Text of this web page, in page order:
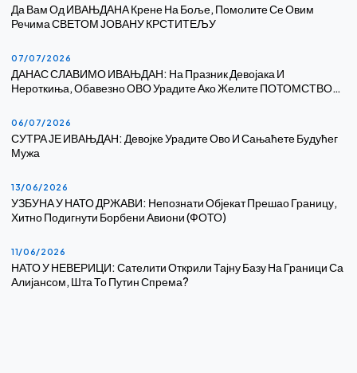
Да Вам Од ИВАЊДАНА Крене На Боље, Помолите Се Овим
Речима СВЕТОМ ЈОВАНУ КРСТИТЕЉУ
07/07/2026
ДАНАС СЛАВИМО ИВАЊДАН: На Празник Девојака И
Нероткиња, Обавезно ОВО Урадите Ако Желите ПОТОМСТВО…
06/07/2026
СУТРА ЈЕ ИВАЊДАН: Девојке Урадите Ово И Сањаћете Будућег
Мужа
13/06/2026
УЗБУНА У НАТО ДРЖАВИ: Непознати Објекат Прешао Границу,
Хитно Подигнути Борбени Авиони (ФОТО)
11/06/2026
НАТО У НЕВЕРИЦИ: Сателити Открили Тајну Базу На Граници Са
Алијансом, Шта То Путин Спрема?